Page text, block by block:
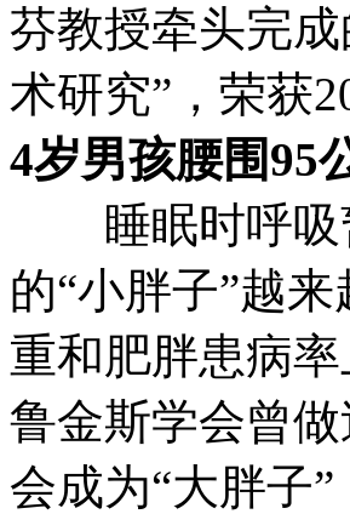
芬教授牵头完
术研究”，荣获
4岁男孩腰围95
睡眠时呼吸
的“小胖子”越
重和肥胖患病
鲁金斯学会曾
会成为“大胖子